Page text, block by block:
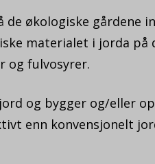
økologiske gårdene
materialet i jorda på
og fulvosyrer.
og bygger og/eller
enn konvensjonelt